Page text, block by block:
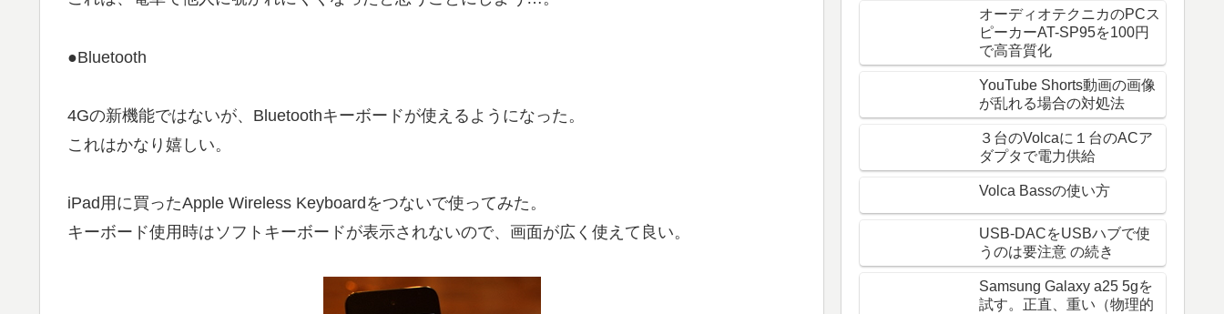
●Bluetooth
4Gの新機能ではないが、Bluetoothキーボードが使えるようになった。
これはかなり嬉しい。
iPad用に買ったApple Wireless Keyboardをつないで使ってみた。
キーボード使用時はソフトキーボードが表示されないので、画面が広く使えて良い。
オーディオテクニカのPCス
ピーカーAT-SP95を100円
で高音質化
YouTube Shorts動画の画像
が乱れる場合の対処法
３台のVolcaに１台のACア
ダプタで電力供給
Volca Bassの使い方
USB-DACをUSBハブで使
うのは要注意 の続き
Samsung Galaxy a25 5gを
試す。正直、重い（物理的